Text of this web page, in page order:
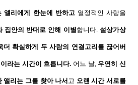
앨리에게 한눈에 반하고열정적인 사랑을
집안의 반대로 인해 이별 합니다.설상가상
더 확실하게 두 사람의 연결고리를 끊어버
라는 시간이 흐릅니다. 어느 날, 우연히 신
앨리는 그를 찾아 나서 고 오랜 시간 서로를